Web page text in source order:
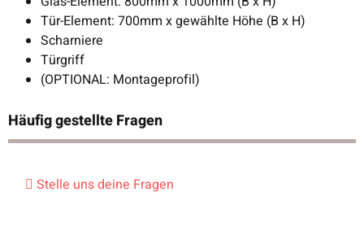
Tür-Element: 700mm x gewählte Höhe (B x H)
Scharniere
Türgriff
(OPTIONAL: Montageprofil)
Häufig gestellte Fragen
Stelle uns deine Fragen